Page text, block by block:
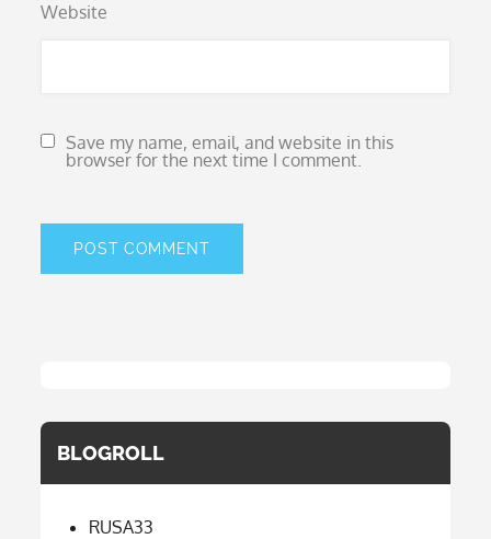
Website
Save my name, email, and website in this
browser for the next time I comment.
BLOGROLL
RUSA33